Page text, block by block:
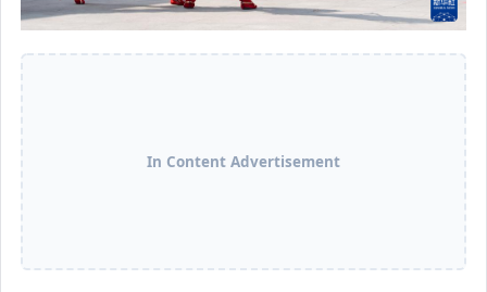
In Content Advertisement